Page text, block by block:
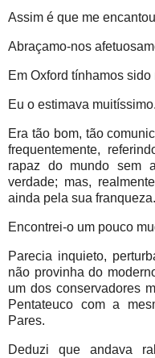
Assim é que me
Abraçamo-nos
Em Oxford tínhamos sido
Eu o estimava muitíssimo.
Era tão bom, tão
frequentemente,
rapaz do mundo sem
verdade; mas,
ainda pela sua franqueza.
Encontrei-o um pouco
Parecia inquieto,
não provinha do
um dos conservadores
Pentateuco com a
Pares.
Deduzi que andava